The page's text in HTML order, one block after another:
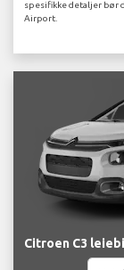
spesifikke detaljer bør
Airport.
Citroen C3